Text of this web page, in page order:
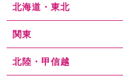
北海道・東北
関東
北陸・甲信越